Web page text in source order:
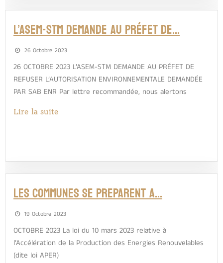
L’ASEM-STM DEMANDE AU PRÉFET DE…
26 Octobre 2023
26 OCTOBRE 2023 L’ASEM-STM DEMANDE AU PRÉFET DE
REFUSER L’AUTORISATION ENVIRONNEMENTALE DEMANDÉE
PAR SAB ENR Par lettre recommandée, nous alertons
Lire la suite
LES COMMUNES SE PREPARENT A…
19 Octobre 2023
OCTOBRE 2023 La loi du 10 mars 2023 relative à
l’Accélération de la Production des Energies Renouvelables
(dite loi APER)